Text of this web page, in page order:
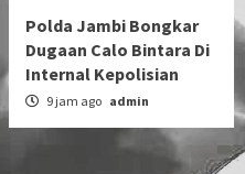
Polda Jambi Bongkar
Dugaan Calo Bintara Di
Internal Kepolisian
9 jam ago admin